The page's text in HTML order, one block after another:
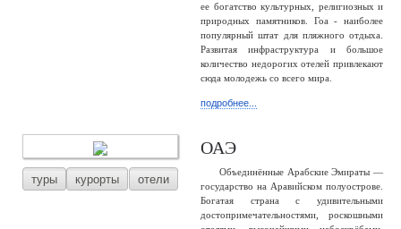
ее богатство культурных, религиозных и
природных памятников. Гоа - наиболее
популярный штат для пляжного отдыха.
Развитая инфраструктура и большое
количество недорогих отелей привлекают
сюда молодежь со всего мира.
подробнее...
туры курорты отели
ОАЭ
Объединённые Арабские Эмираты —
государство на Аравийском полуострове.
Богатая страна с удивительными
достопримечательностями, роскошными